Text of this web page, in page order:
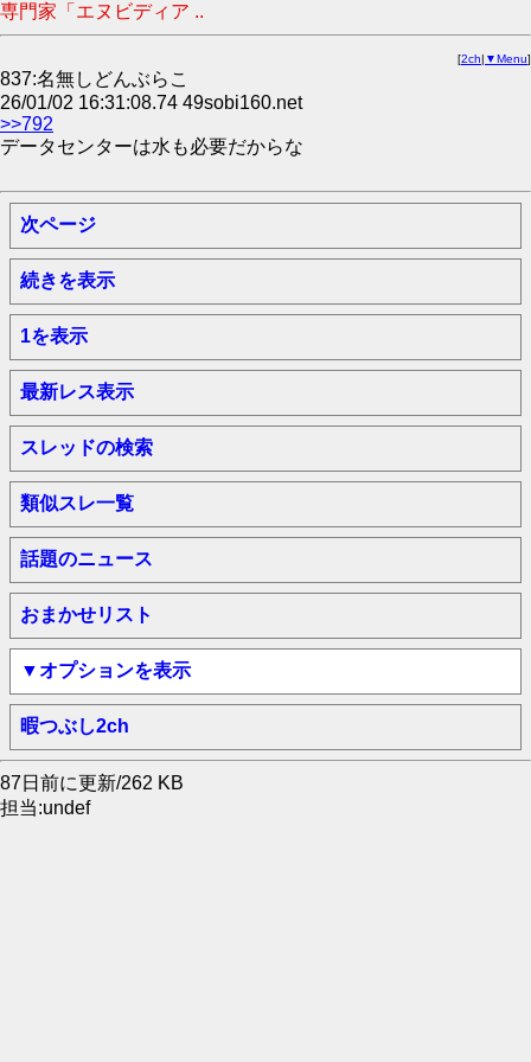
専門家「エヌビディア ..
[2ch| ▼Menu]
837:名無しどんぶらこ
26/01/02 16:31:08.74 49sobi160.net
>>792
データセンターは水も必要だからな
次ページ
続きを表示
1を表示
最新レス表示
スレッドの検索
類似スレ一覧
話題のニュース
おまかせリスト
▼オプションを表示
暇つぶし2ch
87日前に更新/262 KB
担当:undef